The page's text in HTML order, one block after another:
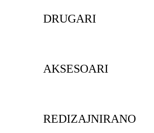
DRUGARI
AKSESOARI
REDIZAJNIRANO